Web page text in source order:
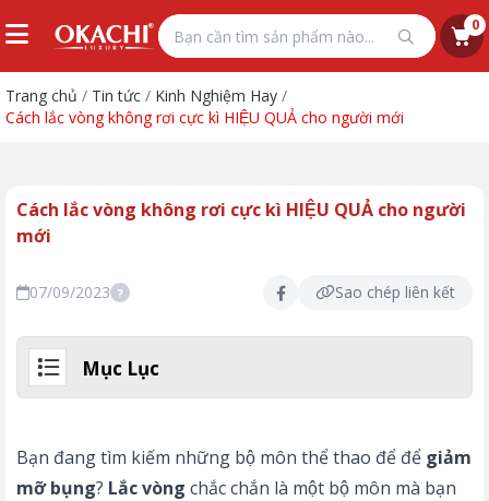
0
Trang chủ / Tin tức / Kinh Nghiệm Hay /
Cách lắc vòng không rơi cực kì HIỆU QUẢ cho người mới
Cách lắc vòng không rơi cực kì HIỆU QUẢ cho người
mới
07/09/2023 ? Sao chép liên kết
Mục Lục
Bạn đang tìm kiếm những bộ môn thể thao để để giảm
mỡ bụng? Lắc vòng chắc chắn là một bộ môn mà bạn